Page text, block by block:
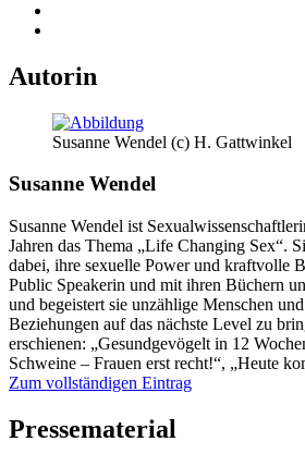
Autorin
Susanne Wendel (c) H. Gattwinkel
Susanne Wendel
Susanne Wendel ist
Jahren das Thema „Life Changing Sex“.
dabei, ihre sexuelle Power und kraftvolle
Public Speakerin und mit ihren Büchern
und begeistert sie unzählige Menschen
Beziehungen auf das nächste Level zu
erschienen: „Gesundgevögelt in 12
Schweine – Frauen erst recht!“, „Heute
Zum vollständigen Eintrag
Pressematerial